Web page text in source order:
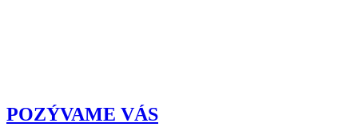
POZÝVAME VÁS